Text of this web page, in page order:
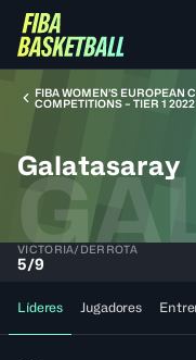
FIBA WOMEN’S EUROPEAN
COMPETITIONS – TIER 1 2022
Galatasaray
VICTORIA/DERROTA
5/9
Líderes Jugadores